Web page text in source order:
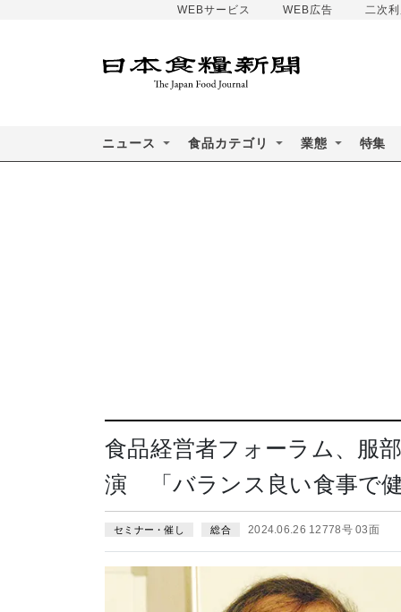
WEBサービス WEB広告 二次
ニュース 食品カテゴリ 業態 特集
食品経営者フォーラム、服
演 「バランス良い食事で
セミナー・催し 総合 2024.06.26 12778号 03面